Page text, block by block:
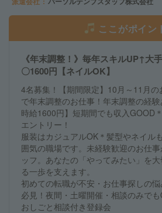
ここがポイン
《年末調整！》毎年スキルUP↑大
〇1600円【ネイルOK】
4名募集！【期間限定】10月～11月
で年末調整のお仕事！年末調整の経
時給1600円】短期間でも収入GOOD
エントリー！
服装はカジュアルOK＊髪型やネイル
囲気の職場です。未経験歓迎のお仕
ッフ。あなたの「やってみたい」を
る一歩を支えます。
初めての転職が不安・お仕事探しの
必見！夜間・土曜開催・相談のみでも
おしごと相談付き登録会